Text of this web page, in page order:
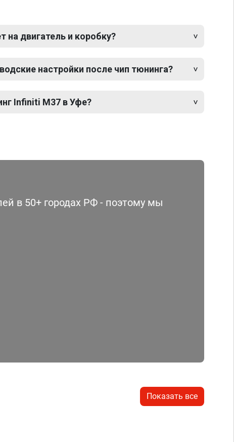
на двигатель и коробку?
настройки после чип тюнинга?
Infiniti M37 в Уфе?
в 50+ городах РФ - поэтому мы
Показать все